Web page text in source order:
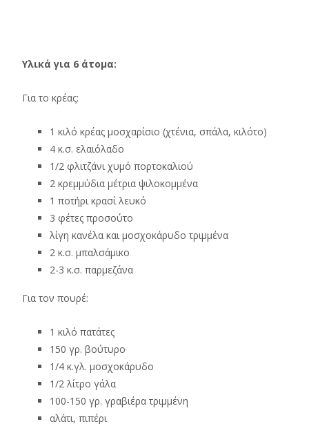
Υλικά για 6 άτομα:
Για το κρέας:
1 κιλό κρέας μοσχαρίσιο (χτένια, σπάλα, κιλότο)
4 κ.σ. ελαιόλαδο
1/2 φλιτζάνι χυμό πορτοκαλιού
2 κρεμμύδια μέτρια ψιλοκομμένα
1 ποτήρι κρασί λευκό
3 φέτες προσούτο
λίγη κανέλα και μοσχοκάρυδο τριμμένα
2 κ.σ. μπαλσάμικο
2-3 κ.σ. παρμεζάνα
Για τον πουρέ:
1 κιλό πατάτες
150 γρ. βούτυρο
1/4 κ.γλ. μοσχοκάρυδο
1/2 λίτρο γάλα
100-150 γρ. γραβιέρα τριμμένη
αλάτι, πιπέρι